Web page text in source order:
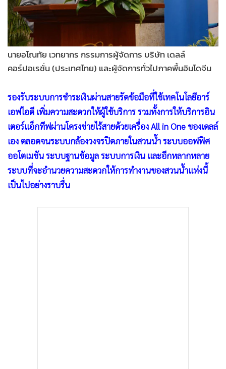
นายอโณทัย เวทยากร กรรมการผู้จัดการ บริษัท เดลล์
คอร์ปอเรชั่น (ประเทศไทย) และผู้จัดการทั่วไปภาคพื้นอินโดจีน
รองรับระบบการชำระเงินผ่านสายรัดข้อมือที่ใช้เทคโนโลยีอาร์
เอฟไอดี เพิ่มความสะดวกให้ผู้ใช้บริการ รวมทั้งการให้บริการอิน
เตอร์แอ็กทีฟผ่านโครงข่ายไร้สายด้วยเครื่อง All in One ของเดลล์
เอง ตลอดจนระบบกล้องวงจรปิดภายในสวนน้ำ ระบบออฟฟิศ
ออโตเมชัน ระบบฐานข้อมูล ระบบการเงิน และอีกหลากหลาย
ระบบที่จะอำนวยความสะดวกให้การทำงานของสวนน้ำแห่งนี้
เป็นไปอย่างราบรื่น